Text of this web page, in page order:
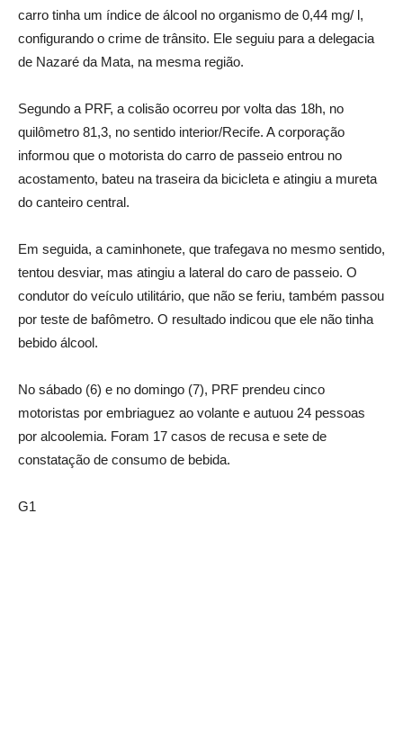
carro tinha um índice de álcool no organismo de 0,44 mg/ l,
configurando o crime de trânsito. Ele seguiu para a delegacia
de Nazaré da Mata, na mesma região.
Segundo a PRF, a colisão ocorreu por volta das 18h, no
quilômetro 81,3, no sentido interior/Recife. A corporação
informou que o motorista do carro de passeio entrou no
acostamento, bateu na traseira da bicicleta e atingiu a mureta
do canteiro central.
Em seguida, a caminhonete, que trafegava no mesmo sentido,
tentou desviar, mas atingiu a lateral do caro de passeio. O
condutor do veículo utilitário, que não se feriu, também passou
por teste de bafômetro. O resultado indicou que ele não tinha
bebido álcool.
No sábado (6) e no domingo (7), PRF prendeu cinco
motoristas por embriaguez ao volante e autuou 24 pessoas
por alcoolemia. Foram 17 casos de recusa e sete de
constatação de consumo de bebida.
G1